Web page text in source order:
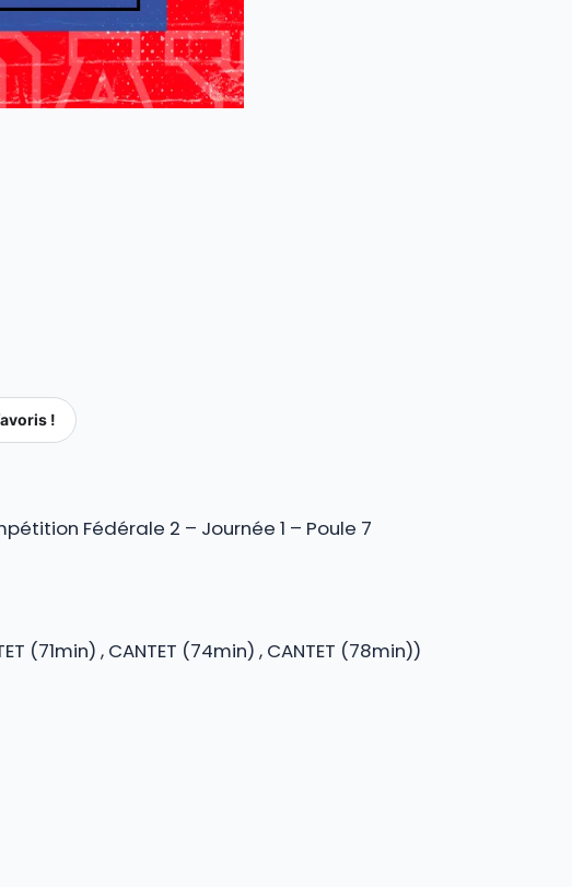
!
Fédérale 2 – Journée 1 – Poule 7
(71min) , CANTET (74min) , CANTET (78min))